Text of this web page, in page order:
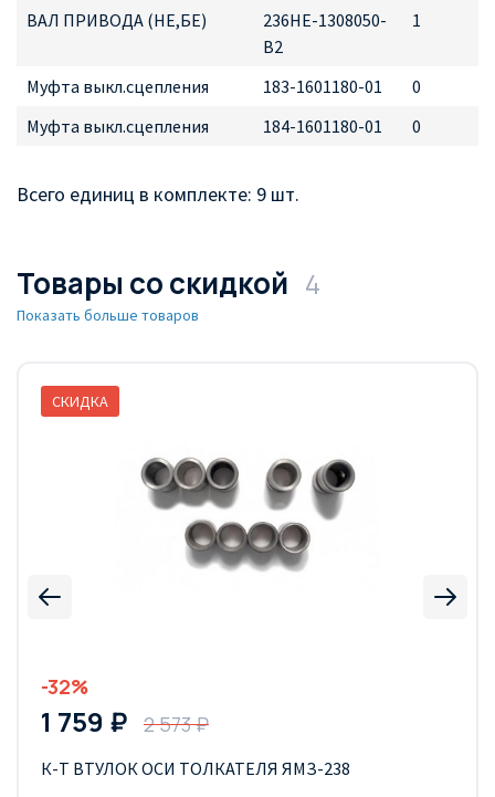
ВАЛ ПРИВОДА (НЕ,БЕ)
236НЕ-1308050-
В2
1
Муфта выкл.сцепления 183-1601180-01
0
Муфта выкл.сцепления
184-1601180-01 0
Всего единиц в комплекте: 9 шт.
Товары со скидкой 4
Показать больше товаров
СКИДКА
-32%
1 759 ₽ 2 573 ₽
К-Т ВТУЛОК ОСИ ТОЛКАТЕЛЯ ЯМЗ-238